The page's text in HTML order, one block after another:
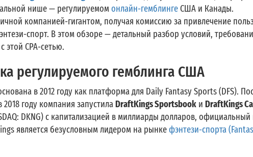
нише — регулируемомонлайн-гемблингеСША и Канады.
компанией-гигантом, получая комиссию за привлечение
спорт. В этом обзоре — детальный разбор условий,
этой CPA-сетью.
регулируемого гемблинга США
в 2012 году как платформа для Daily Fantasy Sports (DFS).
году компания запустилаDraftKings Sportsbook и DraftKings
DKNG) с капитализацией в миллиарды долларов, официальный
является безусловным лидером на рынкефэнтези-спорта